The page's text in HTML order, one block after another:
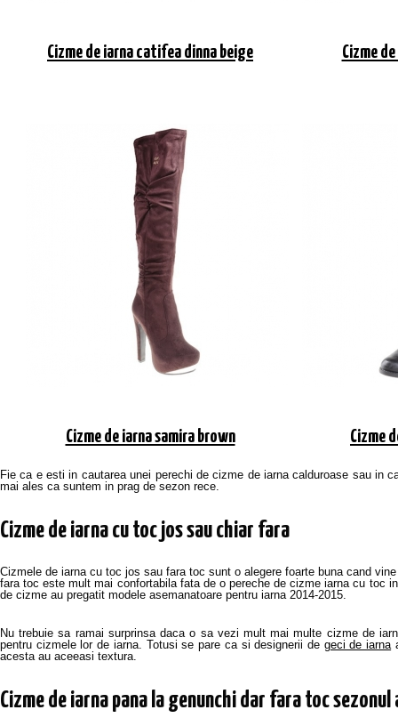
Cizme de iarna catifea dinna beige Cizme
Cizme de iarna samira brown Cizme
Fie ca e esti in cautarea unei perechi de cizme de iarna calduroase sau in
mai ales ca suntem in prag de sezon rece.
Cizme de iarna cu toc jos sau chiar fara
Cizmele de iarna cu toc jos sau fara toc sunt o alegere foarte buna cand
fara toc este mult mai confortabila fata de o pereche de cizme iarna cu toc
de cizme au pregatit modele asemanatoare pentru iarna 2014-2015.
Nu trebuie sa ramai surprinsa daca o sa vezi mult mai multe cizme de
pentru cizmele lor de iarna. Totusi se pare ca si designerii de geci de iarna
acesta au aceeasi textura.
Cizme de iarna pana la genunchi dar fara toc sezonul